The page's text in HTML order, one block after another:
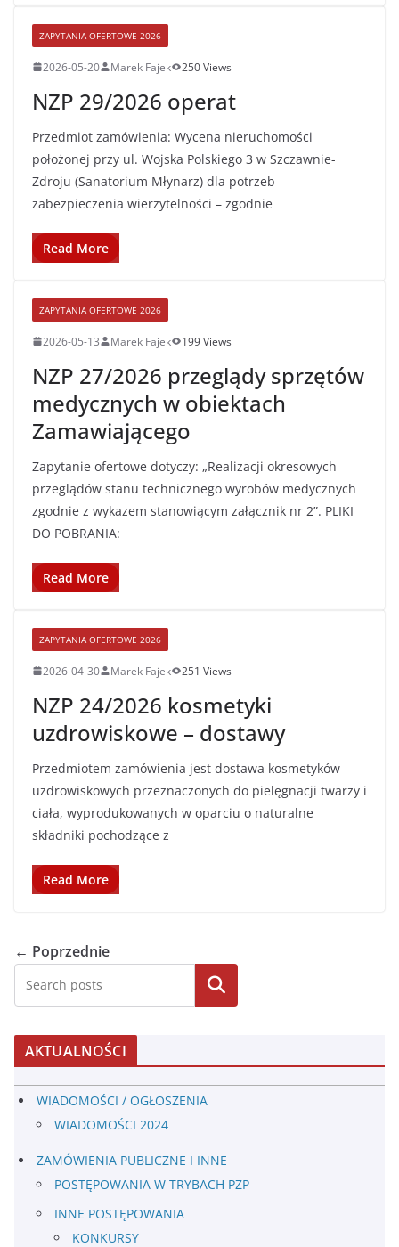
ZAPYTANIA OFERTOWE 2026
2026-05-20 Marek Fajek 250 Views
NZP 29/2026 operat
Przedmiot zamówienia: Wycena nieruchomości
położonej przy ul. Wojska Polskiego 3 w Szczawnie-
Zdroju (Sanatorium Młynarz) dla potrzeb
zabezpieczenia wierzytelności – zgodnie
Read More
ZAPYTANIA OFERTOWE 2026
2026-05-13 Marek Fajek 199 Views
NZP 27/2026 przeglądy sprzętów
medycznych w obiektach
Zamawiającego
Zapytanie ofertowe dotyczy: „Realizacji okresowych
przeglądów stanu technicznego wyrobów medycznych
zgodnie z wykazem stanowiącym załącznik nr 2”. PLIKI
DO POBRANIA:
Read More
ZAPYTANIA OFERTOWE 2026
2026-04-30 Marek Fajek 251 Views
NZP 24/2026 kosmetyki
uzdrowiskowe – dostawy
Przedmiotem zamówienia jest dostawa kosmetyków
uzdrowiskowych przeznaczonych do pielęgnacji twarzy i
ciała, wyprodukowanych w oparciu o naturalne
składniki pochodzące z
Read More
← Poprzednie
AKTUALNOŚCI
WIADOMOŚCI / OGŁOSZENIA
WIADOMOŚCI 2024
ZAMÓWIENIA PUBLICZNE I INNE
POSTĘPOWANIA W TRYBACH PZP
INNE POSTĘPOWANIA
KONKURSY